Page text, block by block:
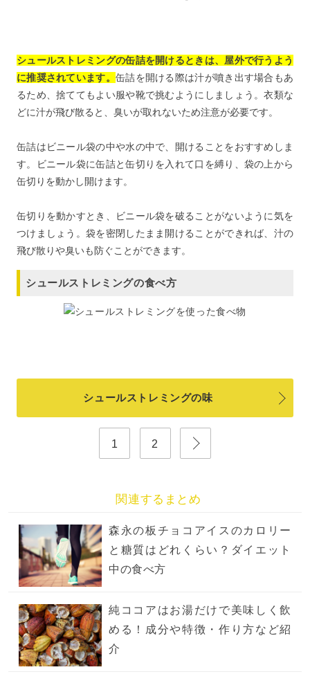
シュールストレミングの缶詰を開けるときは、屋外で行うよう
に推奨されています。 缶詰を開ける際は汁が噴き出す場合もあ
るため、捨ててもよい服や靴で挑むようにしましょう。衣類な
どに汁が飛び散ると、臭いが取れないため注意が必要です。
缶詰はビニール袋の中や水の中で、開けることをおすすめしま
す。ビニール袋に缶詰と缶切りを入れて口を縛り、袋の上から
缶切りを動かし開けます。
缶切りを動かすとき、ビニール袋を破ることがないように気を
つけましょう。袋を密閉したまま開けることができれば、汁の
飛び散りや臭いも防ぐことができます。
シュールストレミングの食べ方
シュールストレミングの味
1 2
関連するまとめ
森永の板チョコアイスのカロリー
と糖質はどれくらい？ダイエット
中の食べ方
純ココアはお湯だけで美味しく飲
める！成分や特徴・作り方など紹
介